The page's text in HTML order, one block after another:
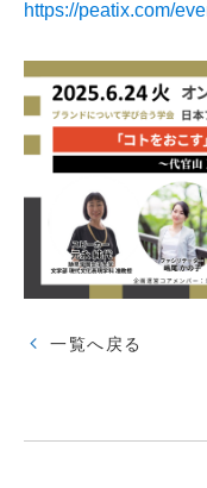
https://peatix.com/
一覧へ戻る